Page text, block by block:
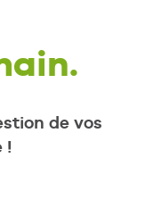
de vos
!